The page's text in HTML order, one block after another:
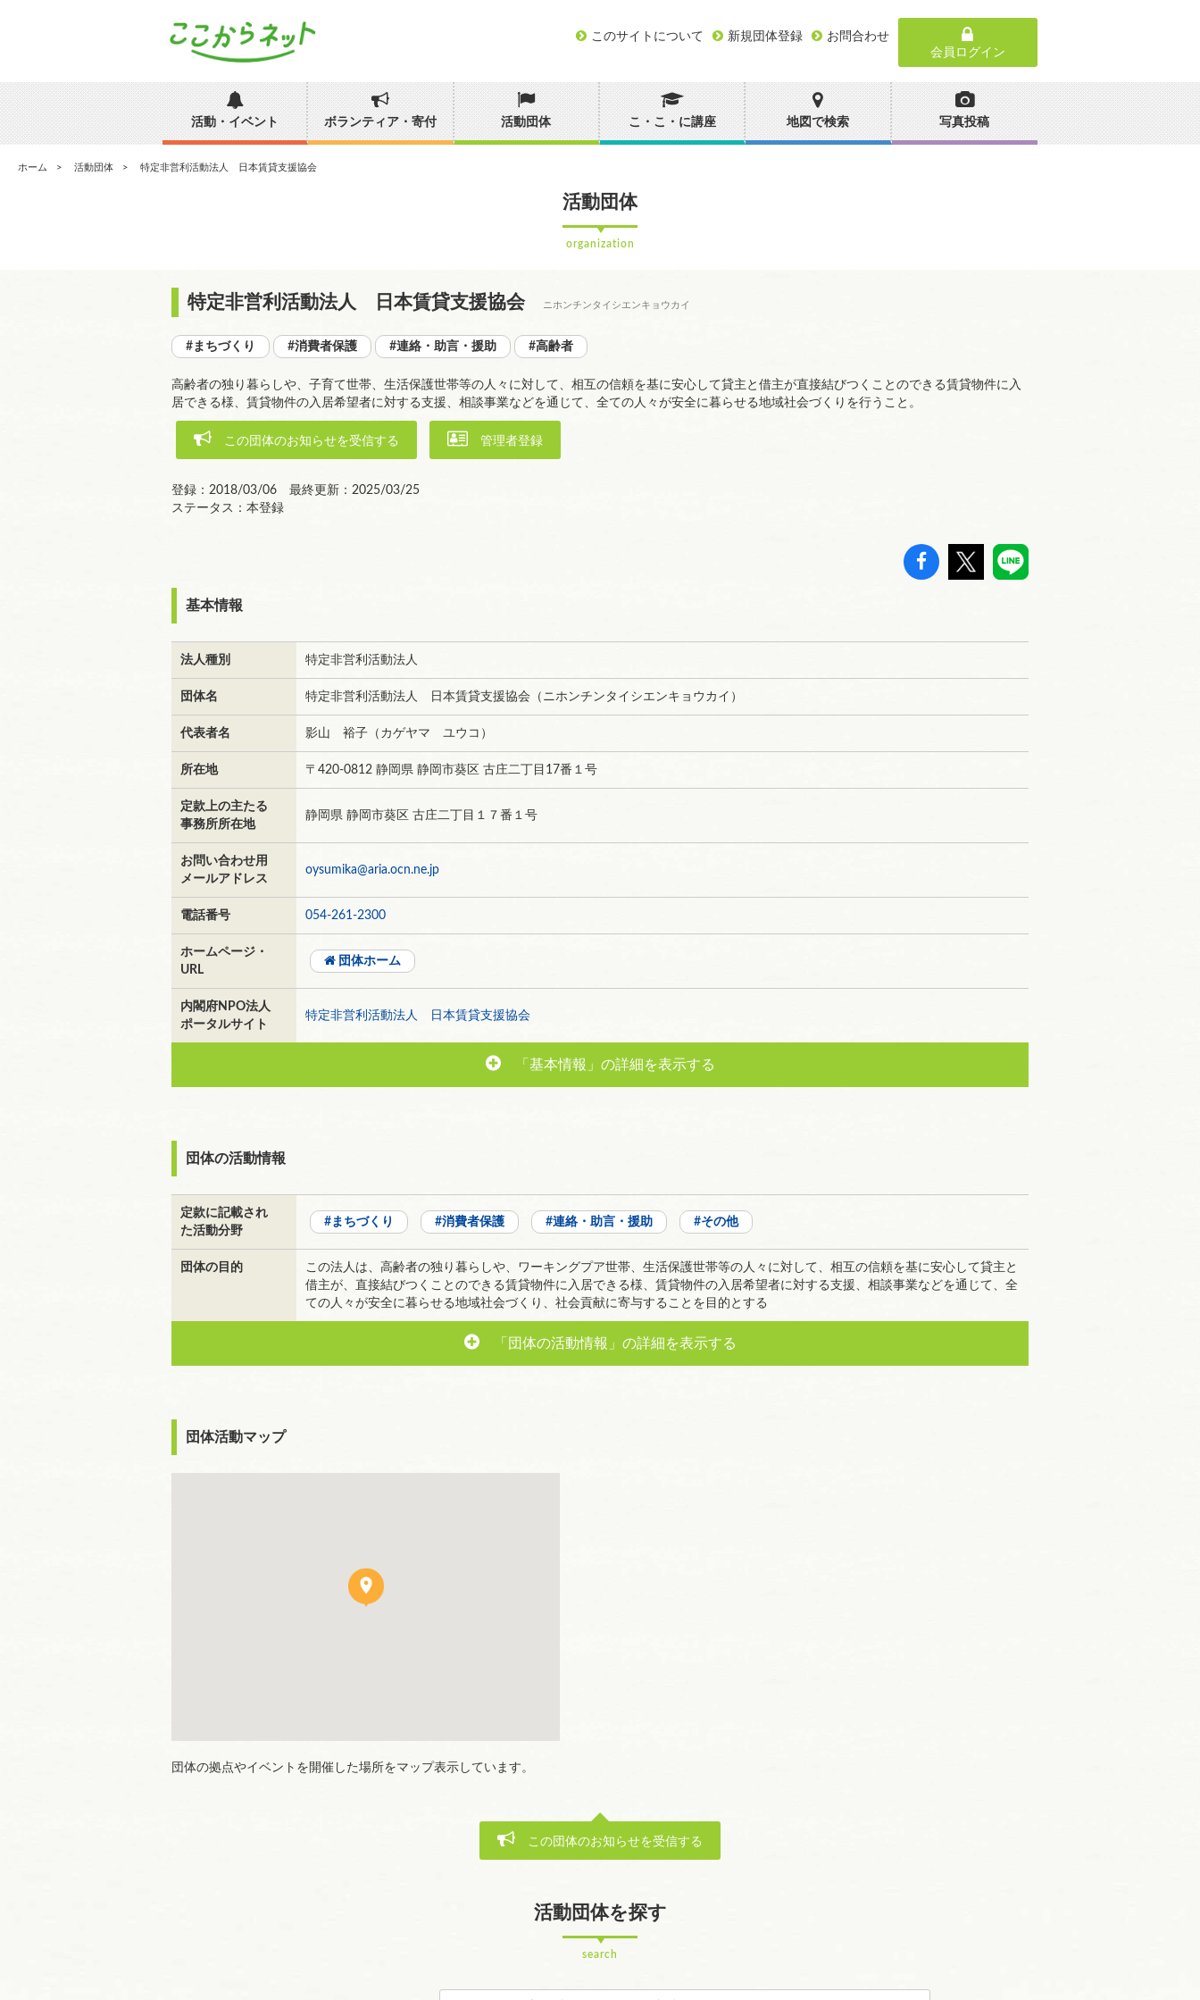
このサイトについて 新規団体登録
お問合わせ
会員ログイン
活動・イベント ボランティア・寄付 活動団体 こ・こ・に講座 地図で検索 写真投稿
ホーム 活動団体 特定非営利活動法人 日本賃貸支援協会
活動団体
organization
特定非営利活動法人 日本賃貸支援協会 ニホンチンタイシエンキョウカイ
#まちづくり #消費者保護 #連絡・助言・援助 #高齢者
高齢者の独り暮らしや、子育て世帯、生活保護世帯等の人々に対して、相互の信頼を基に安心して貸主と借主が直接結びつくことのできる賃貸物件に入
居できる様、賃貸物件の入居希望者に対する支援、相談事業などを通じて、全ての人々が安全に暮らせる地域社会づくりを行うこと。
この団体のお知らせを受信する 管理者登録
登録：2018/03/06 最終更新：2025/03/25
ステータス：本登録
基本情報
法人種別 特定非営利活動法人
団体名 特定非営利活動法人 日本賃貸支援協会（ニホンチンタイシエンキョウカイ）
代表者名 影山 裕子（カゲヤマ ユウコ）
所在地 〒420-0812 静岡県 静岡市葵区 古庄二丁目17番１号
定款上の主たる
事務所所在地
静岡県 静岡市葵区 古庄二丁目１７番１号
お問い合わせ用
メールアドレス
oysumika@aria.ocn.ne.jp
電話番号 054-261-2300
ホームページ・
URL
団体ホーム
内閣府NPO法人
ポータルサイト
特定非営利活動法人 日本賃貸支援協会
「基本情報」の詳細を表示する
団体の活動情報
定款に記載され
た活動分野
まちづくり 消費者保護 連絡・助言・援助 その他
団体の目的
この法人は、高齢者の独り暮らしや、ワーキングプア世帯、生活保護世帯等の人々に対して、相互の信頼を基に安心して貸主と
借主が、直接結びつくことのできる賃貸物件に入居できる様、賃貸物件の入居希望者に対する支援、相談事業などを通じて、全
ての人々が安全に暮らせる地域社会づくり、社会貢献に寄与することを目的とする
「団体の活動情報」の詳細を表示する
団体活動マップ
団体の拠点やイベントを開催した場所をマップ表示しています。
この団体のお知らせを受信する
活動団体を探す
search